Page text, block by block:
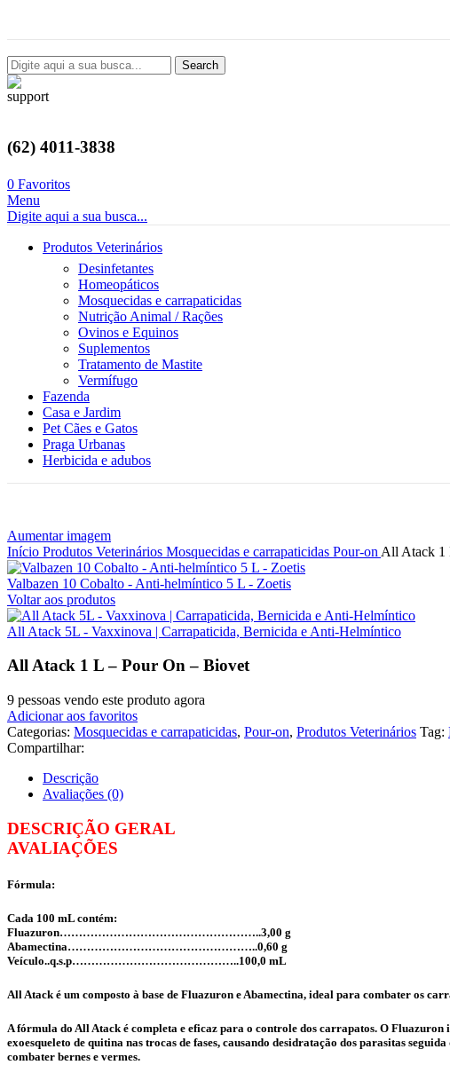
Search
(62) 4011-3838
0 Favoritos
Menu
Digite aqui a sua busca...
Produtos Veterinários
Desinfetantes
Homeopáticos
Mosquecidas e carrapaticidas
Nutrição Animal / Rações
Ovinos e Equinos
Suplementos
Tratamento de Mastite
Vermífugo
Fazenda
Casa e Jardim
Pet Cães e Gatos
Praga Urbanas
Herbicida e adubos
Aumentar imagem
Início Produtos Veterinários Mosquecidas e carrapaticidas Pour-on All Atack 1
Valbazen 10 Cobalto - Anti-helmíntico 5 L - Zoetis
Voltar aos produtos
All Atack 5L - Vaxxinova | Carrapaticida, Bernicida e Anti-Helmíntico
All Atack 1 L – Pour On – Biovet
9 pessoas vendo este produto agora
Adicionar aos favoritos
Categorias: Mosquecidas e carrapaticidas, Pour-on, Produtos Veterinários Tag:
Compartilhar:
Descrição
Avaliações (0)
DESCRIÇÃO GERAL
AVALIAÇÕES
Fórmula:
Cada 100 mL contém:
Fluazuron……………………………………………..3,00 g
Abamectina…………………………………………..0,60 g
Veículo..q.s.p……………………………………..100,0 mL
All Atack é um composto à base de Fluazuron e Abamectina, ideal para combater os
A fórmula do All Atack é completa e eficaz para o controle dos carrapatos. O
exoesqueleto de quitina nas trocas de fases, causando desidratação dos parasitas
combater bernes e vermes.